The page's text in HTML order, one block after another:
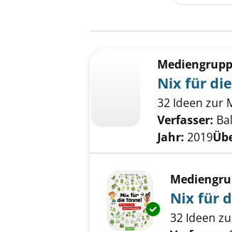
Zu den Suchfiltern springen
Nix für
32 Ideen zur
Verfasser:
Jahr: 2019
Exemplar-
Nix für
32 Ideen